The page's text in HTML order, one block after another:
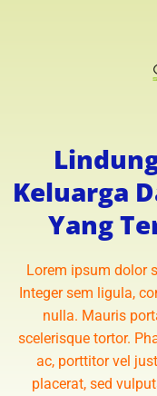
Keluarga
Yang
Lorem ipsum dolor
Integer sem ligula,
nulla. Mauris
scelerisque tortor.
ac, porttitor vel
placerat, sed